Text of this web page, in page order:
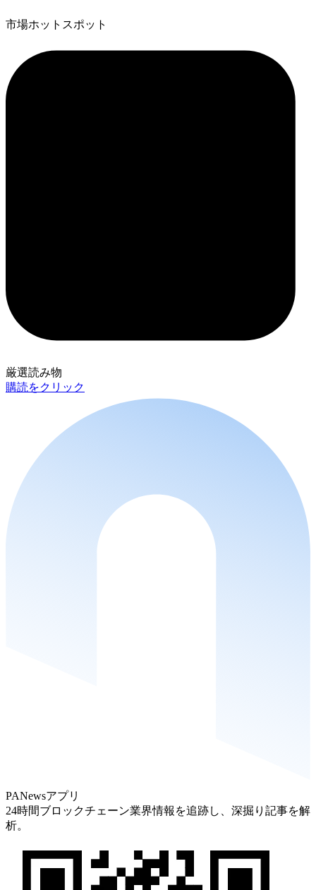
市場ホットスポット
厳選読み物
購読をクリック
PANewsアプリ
24時間ブロックチェーン業界情報を追跡し、深掘り記事を解
析。